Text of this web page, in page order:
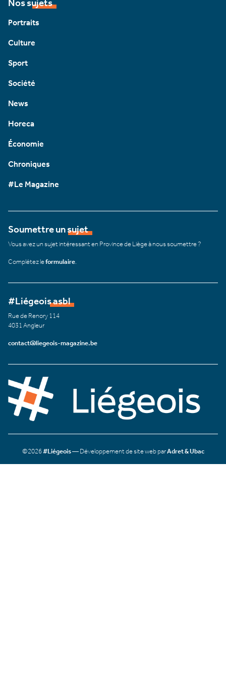
Nos sujets
Portraits
Culture
Sport
Société
News
Horeca
Économie
Chroniques
#Le Magazine
Soumettre un sujet
Vous avez un sujet intéressant en Province de Liège à nous soumettre ?
Complétez leformulaire
#Liégeois asbl
Rue de Renory 114
4031 Angleur
contact@liegeois-magazine.be
©2026#Liégeois— Développement de site web parAdret & Ubac